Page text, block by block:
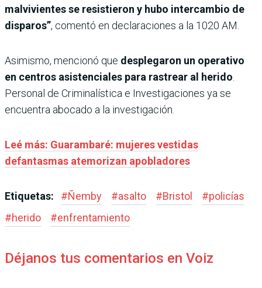
malvivientes se resistieron y hubo intercambio de
disparos”, comentó en declaraciones a la 1020 AM.
Asimismo, mencionó que desplegaron un operativo
en centros asistenciales para rastrear al herido.
Personal de Criminalística e Investigaciones ya se
encuentra abocado a la investigación.
Leé más: Guarambaré: mujeres vestidas
defantasmas atemorizan apobladores
Etiquetas: #Ñemby #asalto #Bristol #policías
#herido #enfrentamiento
Déjanos tus comentarios en Voiz